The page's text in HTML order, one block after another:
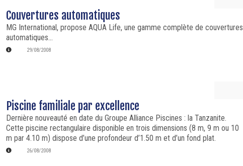
Couvertures automatiques
MG International, propose AQUA Life, une gamme complète de couvertures
automatiques...
29/08/2008
Piscine familiale par excellence
Dernière nouveauté en date du Groupe Alliance Piscines : la Tanzanite.
Cette piscine rectangulaire disponible en trois dimensions (8 m, 9 m ou 10
m par 4.10 m) dispose d’une profondeur d’1.50 m et d’un fond plat.
26/08/2008